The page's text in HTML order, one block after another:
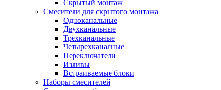
Скрытый монтаж
Смесители для скрытого монтажа
Одноканальные
Двухканальные
Трехканальные
Четырехканалные
Переключатели
Изливы
Встраиваемые блоки
Наборы смесителей